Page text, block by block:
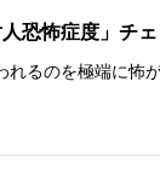
恐怖症度」チェ
れるのを極端に怖